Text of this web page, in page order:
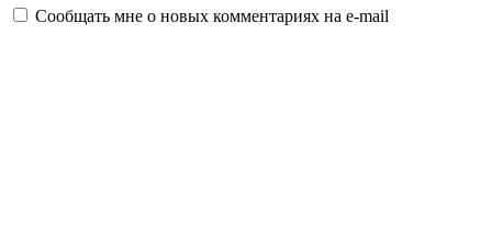
Сообщать мне о новых комментариях на e-mail